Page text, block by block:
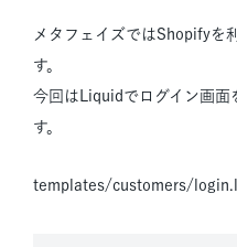
メタフェイズではShopifyを
す。
今回はLiquidでログイン画面
す。
templates/customers/